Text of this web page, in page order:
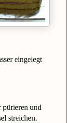
eingelegt
pürieren und
streichen.